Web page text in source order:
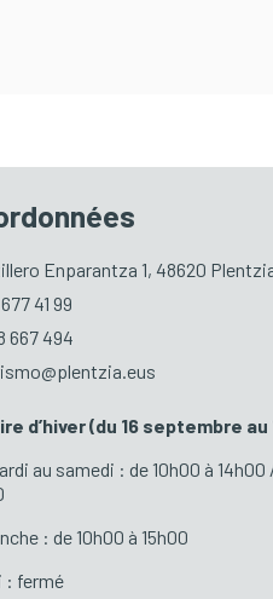
Enparantza 1, 48620
41 99
667 494
d’hiver (du 16 septembre au
au samedi : de 10h00 à 14h00
: de 10h00 à 15h00
: fermé